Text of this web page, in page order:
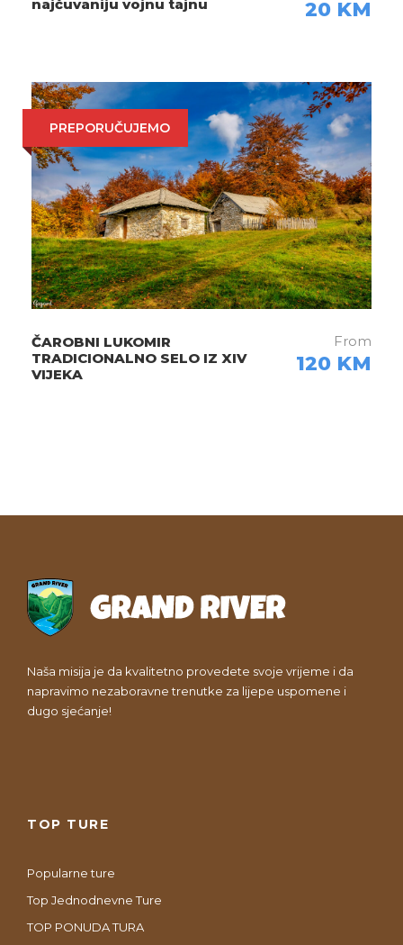
16:10h – 17:00h
Prevoz do baze (tuševi i
17:00h Odlazak
Fotografije
najčuvaniju vojnu tajnu
20 KM
PREPORUČUJEMO
ČAROBNI LUKOMIR
TRADICIONALNO SELO IZ XIV
VIJEKA
From
120 KM
Naša misija je da kvalitetno provedete svoje vrijeme i da
napravimo nezaboravne trenutke za lijepe uspomene i
dugo sjećanje!
TOP TURE
Popularne ture
Top Jednodnevne Ture
TOP PONUDA TURA